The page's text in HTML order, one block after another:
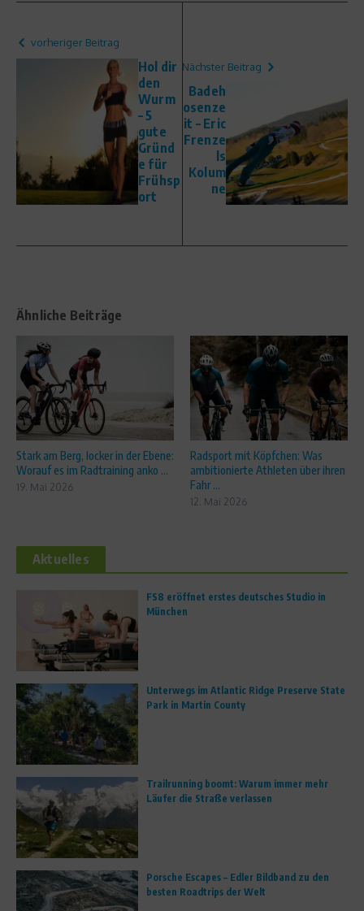
vorheriger Beitrag
Hol dir
den
Wurm
– 5
gute
Gründ
e für
Frühsp
ort
Nächster Beitrag
Badeh
osenze
it – Eric
Frenze
ls
Kolum
ne
Ähnliche Beiträge
Stark am Berg, locker in der Ebene:
Worauf es im Radtraining anko ...
19. Mai 2026
Radsport mit Köpfchen: Was
ambitionierte Athleten über ihren
Fahr ...
12. Mai 2026
Aktuelles
FS8 eröffnet erstes deutsches Studio in
München
Unterwegs im Atlantic Ridge Preserve State
Park in Martin County
Trailrunning boomt: Warum immer mehr
Läufer die Straße verlassen
Porsche Escapes – Edler Bildband zu den
besten Roadtrips der Welt